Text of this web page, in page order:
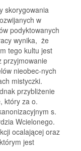
skorygowania
w
podyktowanych
wynika, że
tego kultu jest
przyjmowanie
nieobec-nych
mistyczki.
przybliżenie
który za o.
s.
Wcielonego.
ocalającej oraz
jest